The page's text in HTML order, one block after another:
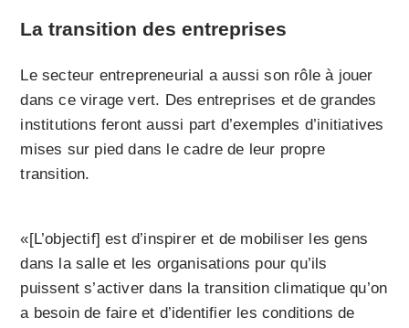
La transition des entreprises
Le secteur entrepreneurial a aussi son rôle à jouer
dans ce virage vert. Des entreprises et de grandes
institutions feront aussi part d’exemples d’initiatives
mises sur pied dans le cadre de leur propre
transition.
«[L’objectif] est d’inspirer et de mobiliser les gens
dans la salle et les organisations pour qu’ils
puissent s’activer dans la transition climatique qu’on
a besoin de faire et d’identifier les conditions de